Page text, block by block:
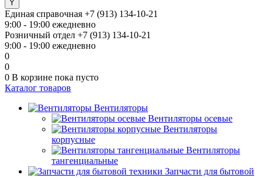
Единая справочная +7 (913) 134-10-21
9:00 - 19:00 ежедневно
Розничный отдел +7 (913) 134-10-21
9:00 - 19:00 ежедневно
0
0
0 В корзине пока пусто
Каталог товаров
Вентиляторы
Вентиляторы осевые
Вентиляторы
корпусные
Вентиляторы
тангенциальные
Запчасти для бытовой